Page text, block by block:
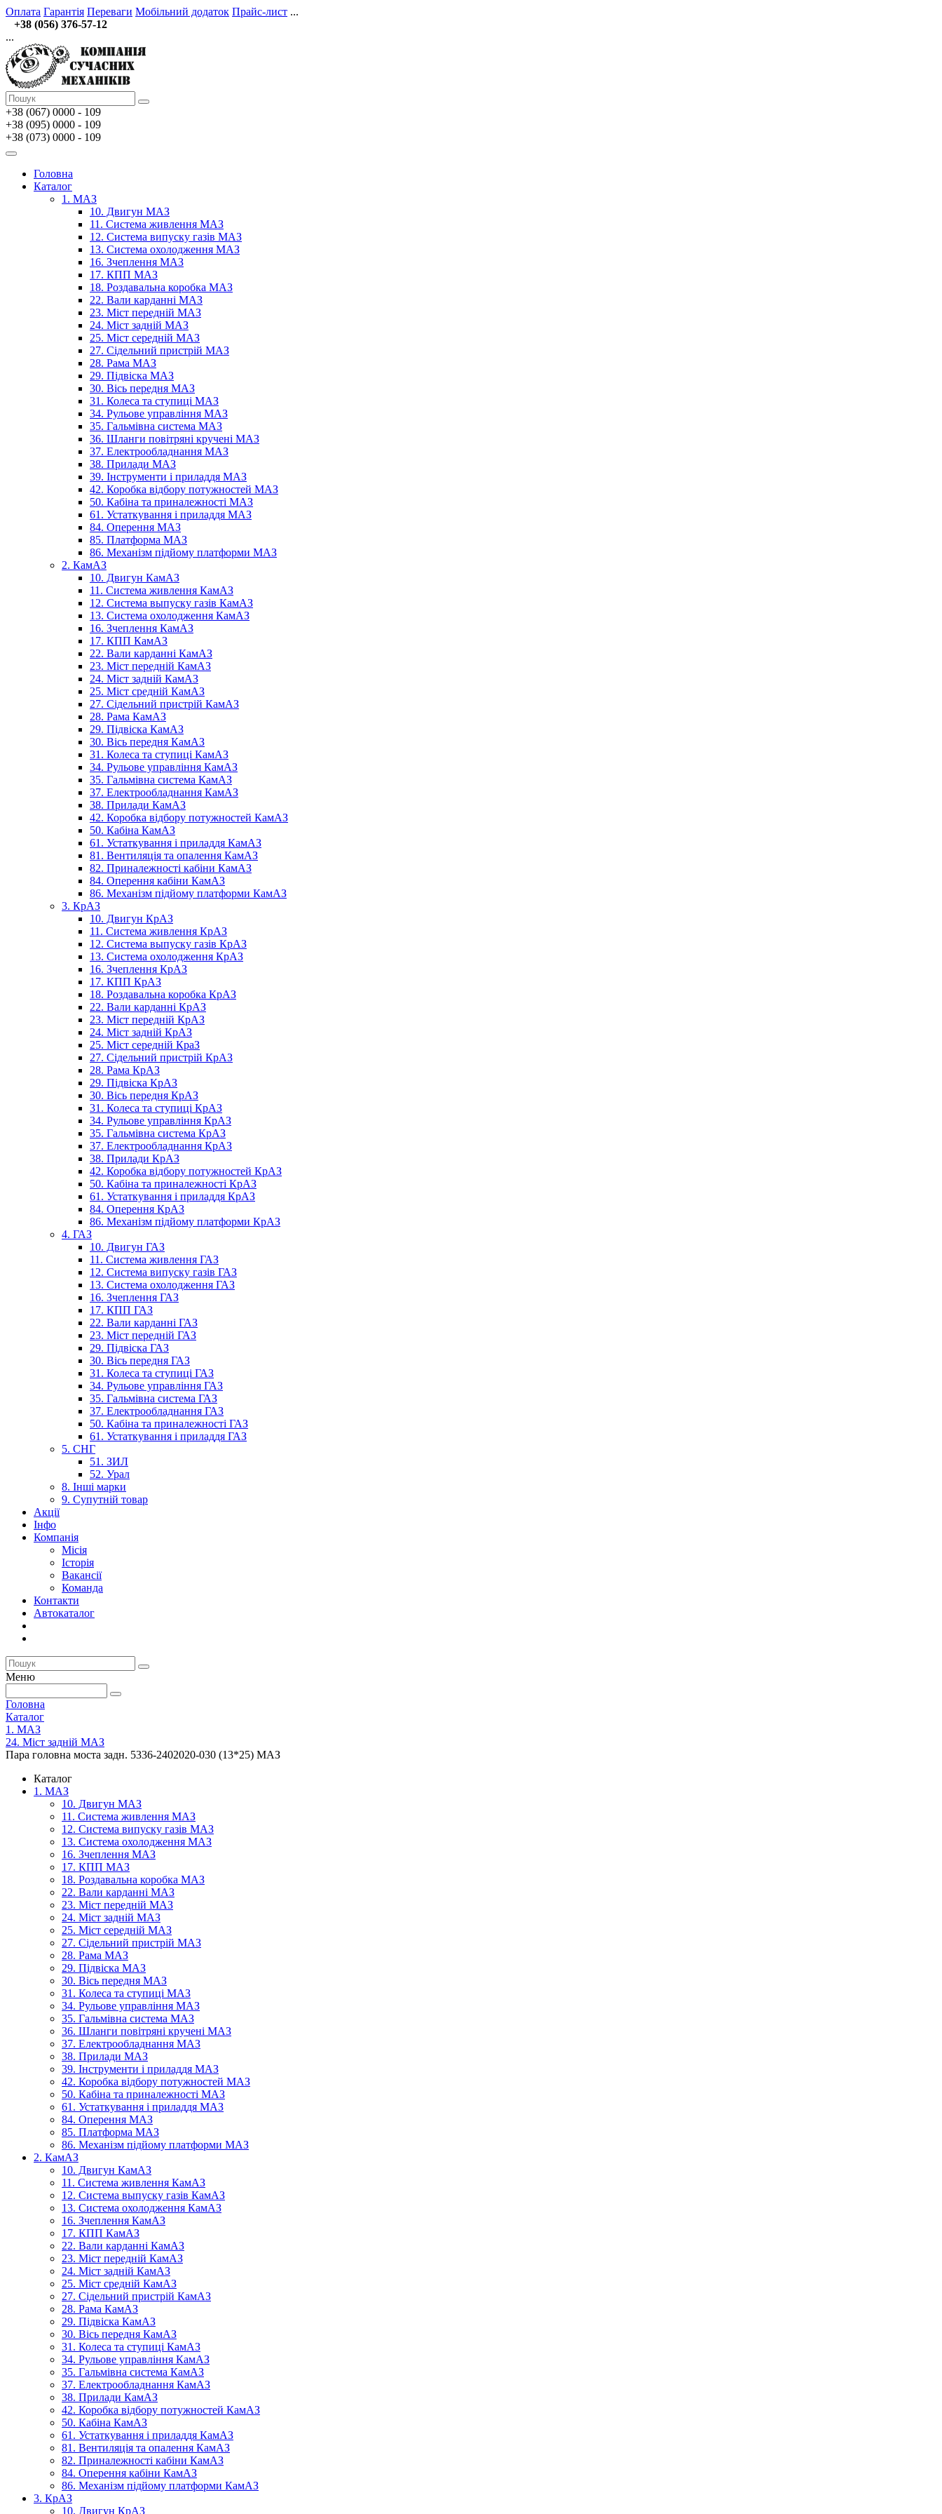
Оплата Гарантія Переваги Мобільний додаток Прайс-лист ...
+38 (056) 376-57-12
...
+38 (067) 0000 - 109
+38 (095) 0000 - 109
+38 (073) 0000 - 109
Головна
Каталог
1. МАЗ
10. Двигун МАЗ
11. Система живлення МАЗ
12. Система випуску газів МАЗ
13. Система охолодження МАЗ
16. Зчеплення МАЗ
17. КПП МАЗ
18. Роздавальна коробка МАЗ
22. Вали карданні МАЗ
23. Міст передній МАЗ
24. Міст задній МАЗ
25. Міст середній МАЗ
27. Сідельний пристрій МАЗ
28. Рама МАЗ
29. Підвіска МАЗ
30. Вісь передня МАЗ
31. Колеса та ступиці МАЗ
34. Рульове управління МАЗ
35. Гальмівна система МАЗ
36. Шланги повітряні кручені МАЗ
37. Електрообладнання МАЗ
38. Прилади МАЗ
39. Інструменти і приладдя МАЗ
42. Коробка відбору потужностей МАЗ
50. Кабіна та приналежності МАЗ
61. Устаткування і приладдя МАЗ
84. Оперення МАЗ
85. Платформа МАЗ
86. Механізм підйому платформи МАЗ
2. КамАЗ
10. Двигун КамАЗ
11. Система живлення КамАЗ
12. Система выпуску газів КамАЗ
13. Система охолодження КамАЗ
16. Зчеплення КамАЗ
17. КПП КамАЗ
22. Вали карданні КамАЗ
23. Міст передній КамАЗ
24. Міст задній КамАЗ
25. Міст средній КамАЗ
27. Сідельний пристрій КамАЗ
28. Рама КамАЗ
29. Підвіска КамАЗ
30. Вісь передня КамАЗ
31. Колеса та ступиці КамАЗ
34. Рульове управління КамАЗ
35. Гальмівна система КамАЗ
37. Електрообладнання КамАЗ
38. Прилади КамАЗ
42. Коробка відбору потужностей КамАЗ
50. Кабіна КамАЗ
61. Устаткування і приладдя КамАЗ
81. Вентиляція та опалення КамАЗ
82. Приналежності кабіни КамАЗ
84. Оперення кабіни КамАЗ
86. Механізм підйому платформи КамАЗ
3. КрАЗ
10. Двигун КрАЗ
11. Система живлення КрАЗ
12. Система выпуску газів КрАЗ
13. Система охолодження КрАЗ
16. Зчеплення КрАЗ
17. КПП КрАЗ
18. Роздавальна коробка КрАЗ
22. Вали карданні КрАЗ
23. Міст передній КрАЗ
24. Міст задній КрАЗ
25. Міст середній КраЗ
27. Сідельний пристрій КрАЗ
28. Рама КрАЗ
29. Підвіска КрАЗ
30. Вісь передня КрАЗ
31. Колеса та ступиці КрАЗ
34. Рульове управління КрАЗ
35. Гальмівна система КрАЗ
37. Електрообладнання КрАЗ
38. Прилади КрАЗ
42. Коробка відбору потужностей КрАЗ
50. Кабіна та приналежності КрАЗ
61. Устаткування і приладдя КрАЗ
84. Оперення КрАЗ
86. Механізм підйому платформи КрАЗ
4. ГАЗ
10. Двигун ГАЗ
11. Система живлення ГАЗ
12. Система випуску газів ГАЗ
13. Система охолодження ГАЗ
16. Зчеплення ГАЗ
17. КПП ГАЗ
22. Вали карданні ГАЗ
23. Міст передній ГАЗ
29. Підвіска ГАЗ
30. Вісь передня ГАЗ
31. Колеса та ступиці ГАЗ
34. Рульове управління ГАЗ
35. Гальмівна система ГАЗ
37. Електрообладнання ГАЗ
50. Кабіна та приналежності ГАЗ
61. Устаткування і приладдя ГАЗ
5. СНГ
51. ЗИЛ
52. Урал
8. Інші марки
9. Супутній товар
Акції
Інфо
Компанія
Місія
Історія
Вакансії
Команда
Контакти
Автокаталог
Меню
Головна
Каталог
1. МАЗ
24. Міст задній МАЗ
Пара головна моста задн. 5336-2402020-030 (13*25) МАЗ
Каталог
1. МАЗ
10. Двигун МАЗ
11. Система живлення МАЗ
12. Система випуску газів МАЗ
13. Система охолодження МАЗ
16. Зчеплення МАЗ
17. КПП МАЗ
18. Роздавальна коробка МАЗ
22. Вали карданні МАЗ
23. Міст передній МАЗ
24. Міст задній МАЗ
25. Міст середній МАЗ
27. Сідельний пристрій МАЗ
28. Рама МАЗ
29. Підвіска МАЗ
30. Вісь передня МАЗ
31. Колеса та ступиці МАЗ
34. Рульове управління МАЗ
35. Гальмівна система МАЗ
36. Шланги повітряні кручені МАЗ
37. Електрообладнання МАЗ
38. Прилади МАЗ
39. Інструменти і приладдя МАЗ
42. Коробка відбору потужностей МАЗ
50. Кабіна та приналежності МАЗ
61. Устаткування і приладдя МАЗ
84. Оперення МАЗ
85. Платформа МАЗ
86. Механізм підйому платформи МАЗ
2. КамАЗ
10. Двигун КамАЗ
11. Система живлення КамАЗ
12. Система выпуску газів КамАЗ
13. Система охолодження КамАЗ
16. Зчеплення КамАЗ
17. КПП КамАЗ
22. Вали карданні КамАЗ
23. Міст передній КамАЗ
24. Міст задній КамАЗ
25. Міст средній КамАЗ
27. Сідельний пристрій КамАЗ
28. Рама КамАЗ
29. Підвіска КамАЗ
30. Вісь передня КамАЗ
31. Колеса та ступиці КамАЗ
34. Рульове управління КамАЗ
35. Гальмівна система КамАЗ
37. Електрообладнання КамАЗ
38. Прилади КамАЗ
42. Коробка відбору потужностей КамАЗ
50. Кабіна КамАЗ
61. Устаткування і приладдя КамАЗ
81. Вентиляція та опалення КамАЗ
82. Приналежності кабіни КамАЗ
84. Оперення кабіни КамАЗ
86. Механізм підйому платформи КамАЗ
3. КрАЗ
10. Двигун КрАЗ